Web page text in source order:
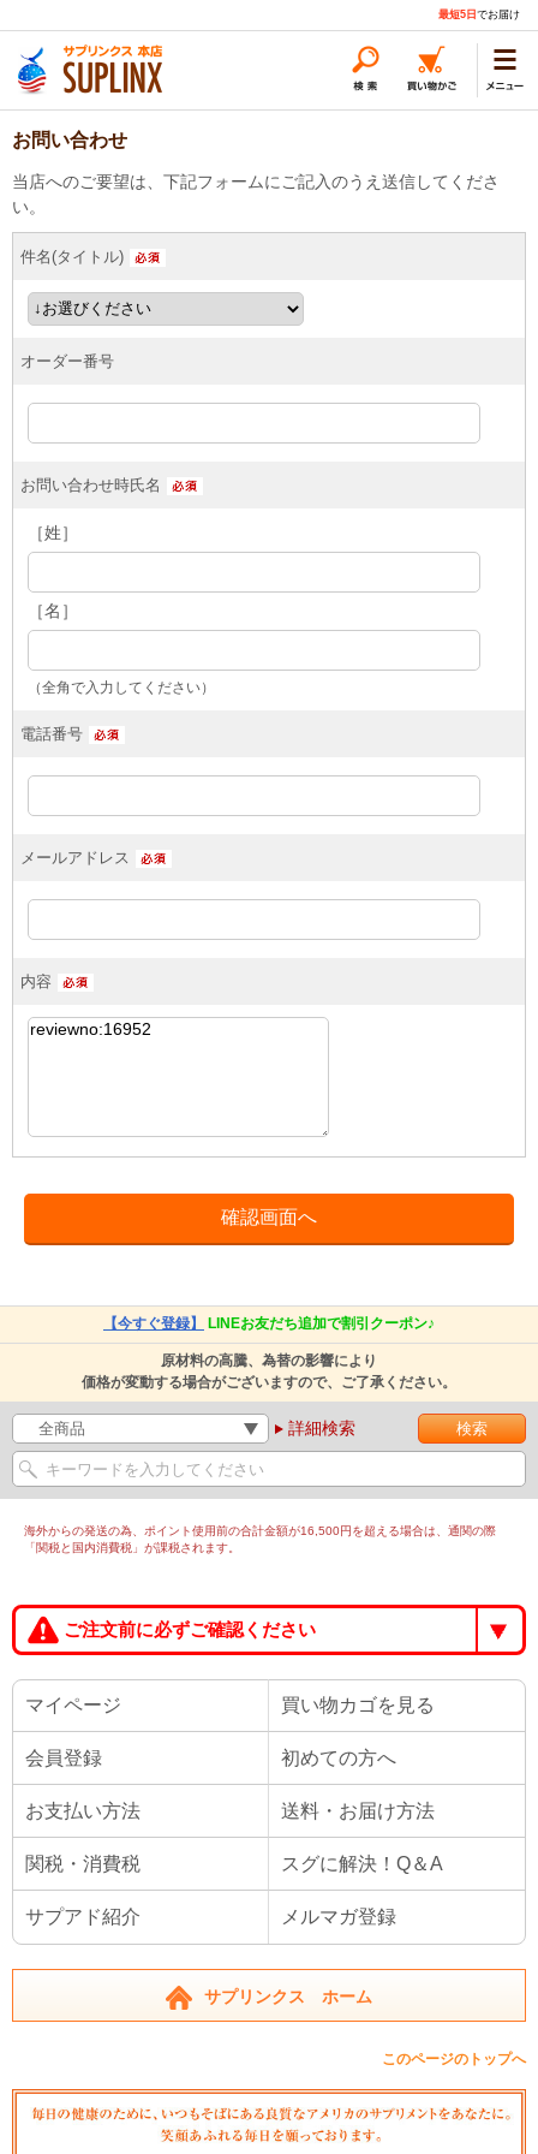
最短5日 でお届け
お問い合わせ
当店へのご要望は、下記フォームにご記入のうえ送信してくださ
い。
件名(タイトル)
オーダー番号
お問い合わせ時氏名
［姓］
［名］
（全角で入力してください）
電話番号
メールアドレス
内容
【今すぐ登録】 LINEお友だち追加で割引クーポン♪
原材料の高騰、為替の影響により
価格が変動する場合がございますので、ご了承ください。
詳細検索
海外からの発送の為、ポイント使用前の合計金額が16,500円を超える場合は、通関の際
「関税と国内消費税」が課税されます。
ご注文前に必ずご確認ください
マイページ 買い物カゴを見る
会員登録 初めての方へ
お支払い方法 送料・お届け方法
関税・消費税 スグに解決！Q＆A
サプアド紹介 メルマガ登録
サプリンクス ホーム
このページのトップへ